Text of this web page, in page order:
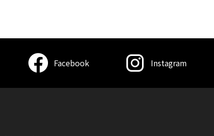
Facebook Instagram